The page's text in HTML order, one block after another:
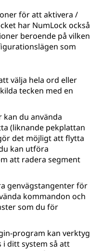
för att aktivera /
har NumLock också
beroende på vilken
som
välja hela ord eller
tecken med en
du använda
(liknande pekplattan
det möjligt att flytta
kan utföra
att radera segment
genvägstangenter för
kommandon och
som du för
program kan verktyg
ditt system så att